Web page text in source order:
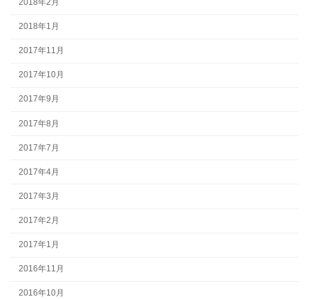
2018年2月
2018年1月
2017年11月
2017年10月
2017年9月
2017年8月
2017年7月
2017年4月
2017年3月
2017年2月
2017年1月
2016年11月
2016年10月